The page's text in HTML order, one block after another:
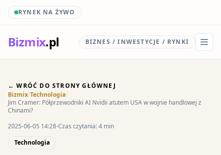
RYNEK NA ŻYWO
Bizmix.pl BIZNES / INWESTYCJE / RYNKI
← WRÓĆ DO STRONY GŁÓWNEJ
Bizmix/Technologia/
Jim Cramer: Półprzewodniki AI Nvidii atutem USA w wojnie handlowej z
Chinami?
2025-06-05 14:28 Czas czytania: 4 min
Technologia